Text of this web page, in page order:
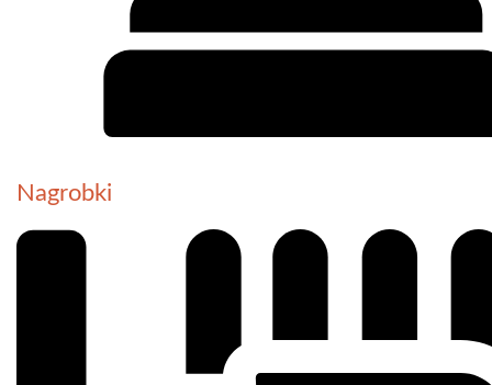
Nagrobki